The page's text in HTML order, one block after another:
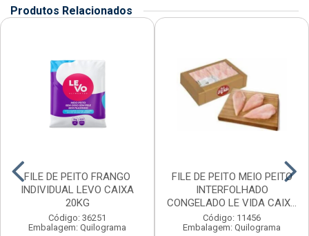
Produtos Relacionados
FILE DE PEITO FRANGO
INDIVIDUAL LEVO CAIXA
20KG
Código: 36251
Embalagem: Quilograma
FILE DE PEITO MEIO PEITO
INTERFOLHADO
CONGELADO LE VIDA CAIX...
Código: 11456
Embalagem: Quilograma